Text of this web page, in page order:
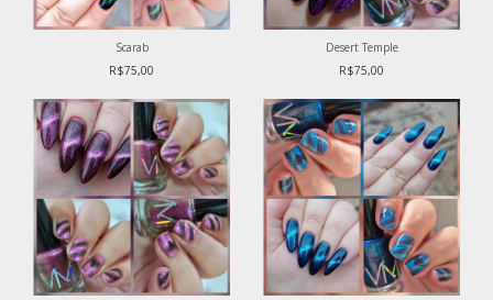
Scarab
R$75,00
Desert Temple
R$75,00